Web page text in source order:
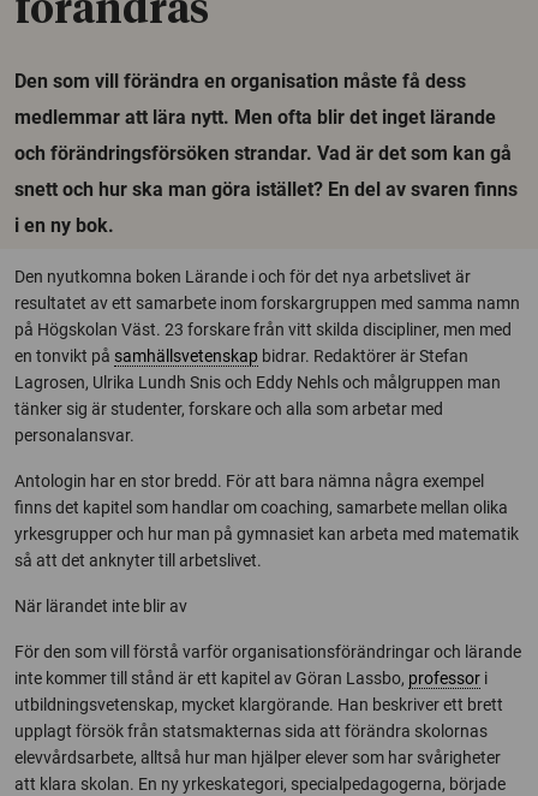
förändras
Den som vill förändra en organisation måste få dess
medlemmar att lära nytt. Men ofta blir det inget lärande
och förändringsförsöken strandar. Vad är det som kan gå
snett och hur ska man göra istället? En del av svaren finns
i en ny bok.
Den nyutkomna boken Lärande i och för det nya arbetslivet är
resultatet av ett samarbete inom forskargruppen med samma namn
på Högskolan Väst. 23 forskare från vitt skilda discipliner, men med
en tonvikt på samhällsvetenskap bidrar. Redaktörer är Stefan
Lagrosen, Ulrika Lundh Snis och Eddy Nehls och målgruppen man
tänker sig är studenter, forskare och alla som arbetar med
personalansvar.
Antologin har en stor bredd. För att bara nämna några exempel
finns det kapitel som handlar om coaching, samarbete mellan olika
yrkesgrupper och hur man på gymnasiet kan arbeta med matematik
så att det anknyter till arbetslivet.
När lärandet inte blir av
För den som vill förstå varför organisationsförändringar och lärande
inte kommer till stånd är ett kapitel av Göran Lassbo, professor i
utbildningsvetenskap, mycket klargörande. Han beskriver ett brett
upplagt försök från statsmakternas sida att förändra skolornas
elevvårdsarbete, alltså hur man hjälper elever som har svårigheter
att klara skolan. En ny yrkeskategori, specialpedagogerna, började